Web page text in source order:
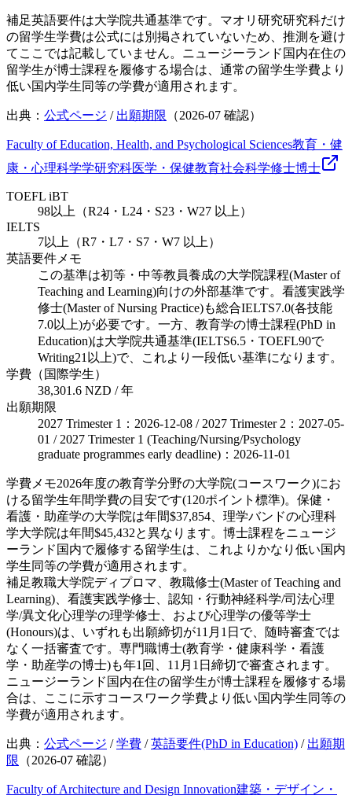
補足英語要件は大学院共通基準です。マオリ研究研究科だけ
の留学生学費は公式には別掲されていないため、推測を避け
てここでは記載していません。ニュージーランド国内在住の
留学生が博士課程を履修する場合は、通常の留学生学費より
低い国内学生同等の学費が適用されます。
出典： 公式ページ / 出願期限 （2026-07 確認）
Faculty of Education, Health, and Psychological Sciences教育・健
康・心理科学学研究科医学・保健教育社会科学修士博士
TOEFL iBT
98以上（R24・L24・S23・W27 以上）
IELTS
7以上（R7・L7・S7・W7 以上）
英語要件メモ
この基準は初等・中等教員養成の大学院課程(Master of
Teaching and Learning)向けの外部基準です。看護実践学
修士(Master of Nursing Practice)も総合IELTS7.0(各技能
7.0以上)が必要です。一方、教育学の博士課程(PhD in
Education)は大学院共通基準(IELTS6.5・TOEFL90で
Writing21以上)で、これより一段低い基準になります。
学費（国際学生）
38,301.6 NZD / 年
出願期限
2027 Trimester 1：2026-12-08 / 2027 Trimester 2：2027-05-
01 / 2027 Trimester 1 (Teaching/Nursing/Psychology
graduate programmes early deadline)：2026-11-01
学費メモ2026年度の教育学分野の大学院(コースワーク)にお
ける留学生年間学費の目安です(120ポイント標準)。保健・
看護・助産学の大学院は年間$37,854、理学バンドの心理科
学大学院は年間$45,432と異なります。博士課程をニュージ
ーランド国内で履修する留学生は、これよりかなり低い国内
学生同等の学費が適用されます。
補足教職大学院ディプロマ、教職修士(Master of Teaching and
Learning)、看護実践学修士、認知・行動神経科学/司法心理
学/異文化心理学の理学修士、および心理学の優等学士
(Honours)は、いずれも出願締切が11月1日で、随時審査では
なく一括審査です。専門職博士(教育学・健康科学・看護
学・助産学の博士)も年1回、11月1日締切で審査されます。
ニュージーランド国内在住の留学生が博士課程を履修する場
合は、ここに示すコースワーク学費より低い国内学生同等の
学費が適用されます。
出典： 公式ページ /学費 /英語要件(PhD in Education) / 出願期
限 （2026-07 確認）
Faculty of Architecture and Design Innovation建築・デザイン・